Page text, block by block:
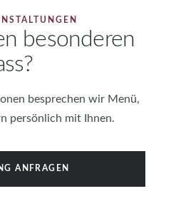
besonderen
besprechen wir Menü,
persönlich mit Ihnen.
ANFRAGEN